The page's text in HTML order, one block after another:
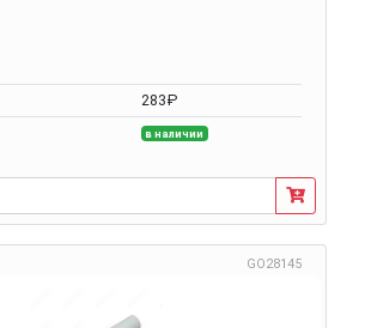
283₽
в наличии
GO28145